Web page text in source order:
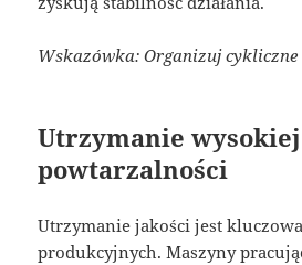
Wskazówka: Organizuj cykliczne
Utrzymanie wysokiej
powtarzalności
Utrzymanie jakości jest
produkcyjnych. Maszyny